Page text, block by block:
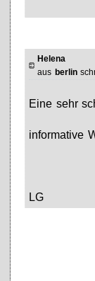
Helena
aus berlin
Eine sehr
informative
LG